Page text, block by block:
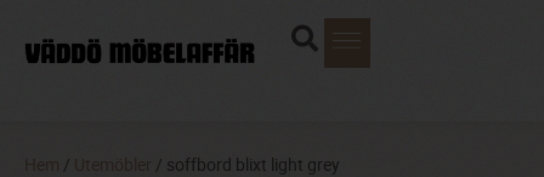
Hem / Utemöbler / soffbord blixt light grey